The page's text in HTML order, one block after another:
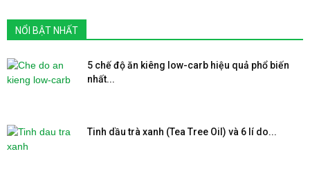
NỔI BẬT NHẤT
5 chế độ ăn kiêng low-carb hiệu quả phổ biến
nhất...
Tinh dầu trà xanh (Tea Tree Oil) và 6 lí do...